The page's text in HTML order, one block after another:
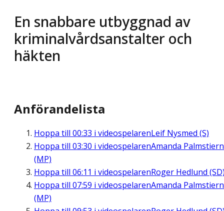
En snabbare utbyggnad av
kriminalvårdsanstalter och
häkten
Anförandelista
Hoppa till 00:33 i videospelarenLeif Nysmed (S)
Hoppa till 03:30 i videospelarenAmanda
(MP)
Hoppa till 06:11 i videospelarenRoger Hedlund
Hoppa till 07:59 i videospelarenAmanda
(MP)